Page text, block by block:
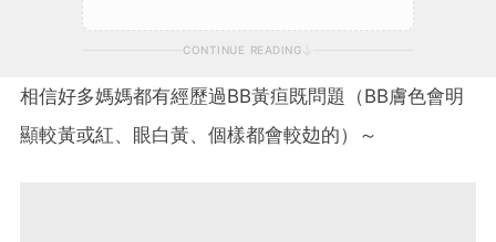
CONTINUE READING
相信好多媽媽都有經歷過BB黃疸既問題（BB膚色會明
顯較黃或紅、眼白黃、個樣都會較攰的）～